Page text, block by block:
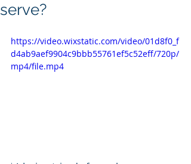
serve?
https://video.wixstatic.com/video/01d8f0_f
d4ab9aef9904c9bbb55761ef5c52eff/720p/
mp4/file.mp4